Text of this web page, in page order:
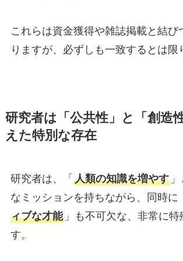
これらは資金獲得や雑誌掲載と結び
りますが、必ずしも一致するとは限
研究者は「公共性」と「創造
えた特別な存在
研究者は、「 人類の知識を増やす」
なミッションを持ちながら、同時に
ィブな才能」も不可欠な、非常に特
す。